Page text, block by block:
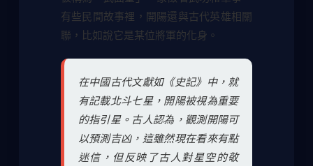
有些民間故事裡，開陽還與古代英雄相關
聯，比如說它是某位將軍的化身。
在中國古代文獻如《史記》中，就
有記載北斗七星，開陽被視為重要
的指引星。古人認為，觀測開陽可
以預測吉凶，這雖然現在看來有點
迷信，但反映了古人對星空的敬